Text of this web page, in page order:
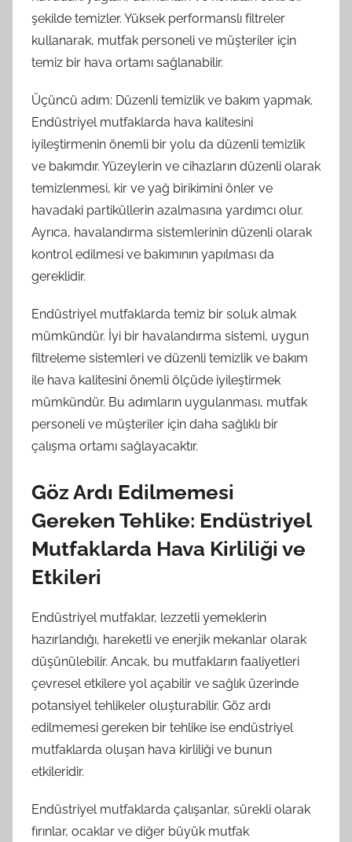
şekilde temizler. Yüksek performanslı filtreler
kullanarak, mutfak personeli ve müşteriler için
temiz bir hava ortamı sağlanabilir.
Üçüncü adım: Düzenli temizlik ve bakım yapmak.
Endüstriyel mutfaklarda hava kalitesini
iyileştirmenin önemli bir yolu da düzenli temizlik
ve bakımdır. Yüzeylerin ve cihazların düzenli olarak
temizlenmesi, kir ve yağ birikimini önler ve
havadaki partiküllerin azalmasına yardımcı olur.
Ayrıca, havalandırma sistemlerinin düzenli olarak
kontrol edilmesi ve bakımının yapılması da
gereklidir.
Endüstriyel mutfaklarda temiz bir soluk almak
mümkündür. İyi bir havalandırma sistemi, uygun
filtreleme sistemleri ve düzenli temizlik ve bakım
ile hava kalitesini önemli ölçüde iyileştirmek
mümkündür. Bu adımların uygulanması, mutfak
personeli ve müşteriler için daha sağlıklı bir
çalışma ortamı sağlayacaktır.
Göz Ardı Edilmemesi
Gereken Tehlike: Endüstriyel
Mutfaklarda Hava Kirliliği ve
Etkileri
Endüstriyel mutfaklar, lezzetli yemeklerin
hazırlandığı, hareketli ve enerjik mekanlar olarak
düşünülebilir. Ancak, bu mutfakların faaliyetleri
çevresel etkilere yol açabilir ve sağlık üzerinde
potansiyel tehlikeler oluşturabilir. Göz ardı
edilmemesi gereken bir tehlike ise endüstriyel
mutfaklarda oluşan hava kirliliği ve bunun
etkileridir.
Endüstriyel mutfaklarda çalışanlar, sürekli olarak
fırınlar, ocaklar ve diğer büyük mutfak